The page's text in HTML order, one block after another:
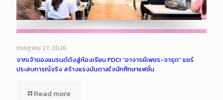
กรกฎาคม 27, 2026
จากเจ้าของแบรนด์ดังสู่ห้องเรียน FDCI “อาจารย์เพชร-จารุต” แชร์
ประสบการณ์จริง สร้างแรงบันดาลใจนักศึกษาแฟชั่น
Read more